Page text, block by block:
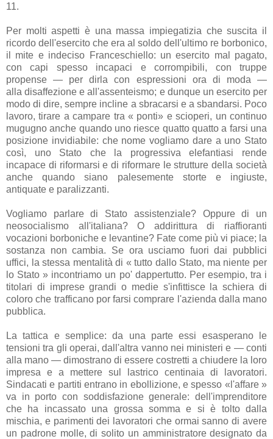
11.
Per molti aspetti è una massa impiegatizia che suscita il
ricordo dell'esercito che era al soldo dell'ultimo re borbonico,
il mite e indeciso Franceschiello: un esercito mal pagato,
con capi spesso incapaci e corrompibili, con truppe
propense — per dirla con espressioni ora di moda —
alla disaffezione e all'assenteismo; e dunque un esercito per
modo di dire, sempre incline a sbracarsi e a sbandarsi. Poco
lavoro, tirare a campare tra « ponti» e scioperi, un continuo
mugugno anche quando uno riesce quatto quatto a farsi una
posizione invidiabile: che nome vogliamo dare a uno Stato
così, uno Stato che la progressiva elefantiasi rende
incapace di riformarsi e di riformare le strutture della società
anche quando siano palesemente storte e ingiuste,
antiquate e paralizzanti.
Vogliamo parlare di Stato assistenziale? Oppure di un
neosocialismo all'italiana? O addirittura di riaffioranti
vocazioni borboniche e levantine? Fate come più vi piace; la
sostanza non cambia. Se ora usciamo fuori dai pubblici
uffici, la stessa mentalità di « tutto dallo Stato, ma niente per
lo Stato » incontriamo un po' dappertutto. Per esempio, tra i
titolari di imprese grandi o medie s'infittisce la schiera di
coloro che trafficano por farsi comprare l'azienda dalla mano
pubblica.
La tattica e semplice: da una parte essi esasperano le
tensioni tra gli operai, dall'altra vanno nei ministeri e — conti
alla mano — dimostrano di essere costretti a chiudere la loro
impresa e a mettere sul lastrico centinaia di lavoratori.
Sindacati e partiti entrano in ebollizione, e spesso «l'affare »
va in porto con soddisfazione generale: dell'imprenditore
che ha incassato una grossa somma e si è tolto dalla
mischia, e parimenti dei lavoratori che ormai sanno di avere
un padrone molle, di solito un amministratore designato da